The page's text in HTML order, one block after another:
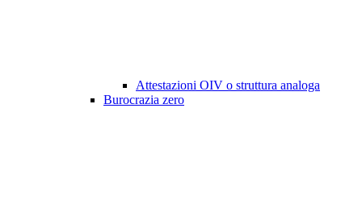
Attestazioni OIV o struttura analoga
Burocrazia zero